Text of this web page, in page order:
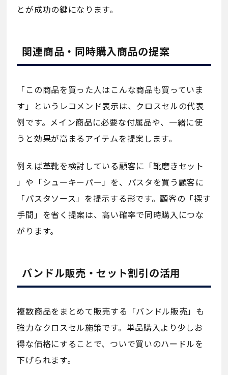
とが成功の鍵になります。
関連商品・同時購入商品の提案
「この商品を買った人はこんな商品も買っていま
す」というレコメンド表示は、クロスセルの代表
例です。メイン商品に必要な付属品や、一緒に使
うと効果が高まるアイテムを提案します。
例えば革靴を検討している顧客に「靴磨きセット
」や「シューキーパー」を、パスタを買う顧客に
「パスタソース」を提示する形です。顧客の「探す
手間」を省く提案は、高い確率で同時購入につな
がります。
バンドル販売・セット割引の活用
複数商品をまとめて販売する「バンドル販売」も
強力なクロスセル施策です。単品購入より少しお
得な価格にすることで、ついで買いのハードルを
下げられます。